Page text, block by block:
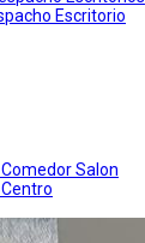
Escritorio
Salon